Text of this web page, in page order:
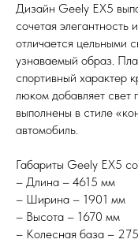
Дизайн Geely EX5
сочетая элегантность
отличается цельными
узнаваемый образ.
спортивный характер
люком добавляет свет
выполнены в стиле
автомобиль.
Габариты Geely EX5
– Длина – 4615 мм
– Ширина – 1901 мм
– Высота – 1670 мм
– Колесная база –